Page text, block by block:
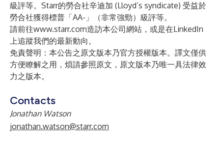
級評等。Starr的勞合社辛迪加 (Lloyd’s syndicate) 受益於
勞合社獲得標普「AA-」（非常強勁）級評等。
請前往www.starr.com造訪本公司網站，或是在LinkedIn
上追蹤我們的最新動向。
免責聲明：本公告之原文版本乃官方授權版本。譯文僅供
方便瞭解之用，煩請參照原文，原文版本乃唯一具法律效
力之版本。
Contacts
Jonathan Watson
jonathan.watson@starr.com